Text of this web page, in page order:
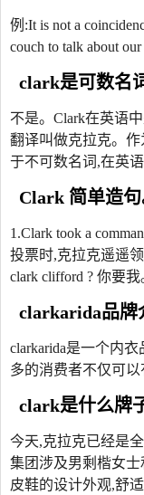
例:It is not a
couch to talk about our
clark是可数名
不是。Clark在英语
翻译叫做克拉克。
于不可数名词,在英
Clark 简单造句
1.Clark took a
投票时,克拉克遥遥领
clark clifford ? 你要我
clarkarida品牌
clarkarida是一个内
多的消费者不仅可
clark是什么牌
今天,克拉克已经是
集团涉及男剩楷女
皮鞋的设计外观,舒